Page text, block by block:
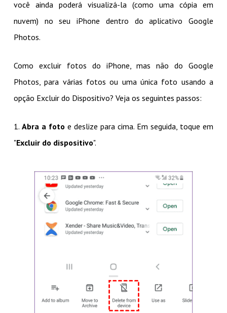
você ainda poderá visualizá-la (como uma cópia em
nuvem) no seu iPhone dentro do aplicativo Google
Photos.
Como excluir fotos do iPhone, mas não do Google
Photos, para várias fotos ou uma única foto usando a
opção Excluir do Dispositivo? Veja os seguintes passos:
1. Abra a foto e deslize para cima. Em seguida, toque em
"Excluir do dispositivo".